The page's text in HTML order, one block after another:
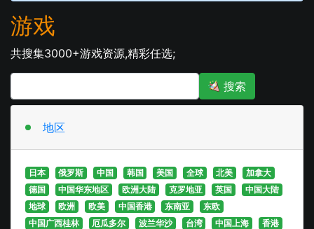
游戏
共搜集3000+游戏资源,精彩任选;
搜索
- 地区
日本 俄罗斯 中国 韩国 美国 全球 北美
加拿大
德国
中国华东地区 欧洲大陆 克罗地亚 英国
中国大陆
地球
欧洲 欧美 中国香港 东南亚
东欧
中国广西桂林
厄瓜多尔 波兰华沙 台湾 中国上海
香港